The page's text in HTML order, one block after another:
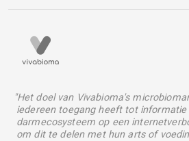
"Het doel van Vivabioma's
iedereen toegang heeft tot informatie
darmecosysteem op een
om dit te delen met hun arts of